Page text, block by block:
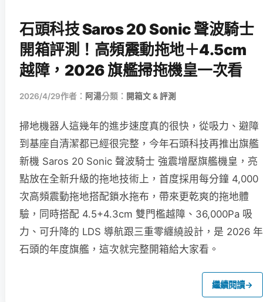
石頭科技 Saros 20 Sonic 聲波騎士
開箱評測！高頻震動拖地＋4.5cm
越障，2026 旗艦掃拖機皇一次看
2026/4/29作者： 阿湯分類： 開箱文 & 評測
掃地機器人這幾年的進步速度真的很快，從吸力、避障
到基座自清潔都已經很完整，今年石頭科技再推出旗艦
新機 Saros 20 Sonic 聲波騎士 強震增壓旗艦機皇，亮
點放在全新升級的拖地技術上，首度採用每分鐘 4,000
次高頻震動拖地搭配鎖水拖布，帶來更乾爽的拖地體
驗，同時搭配 4.5+4.3cm 雙門檻越障、36,000Pa 吸
力、可升降的 LDS 導航跟三重零纏繞設計，是 2026 年
石頭的年度旗艦，這次就完整開箱給大家看。
繼續閱讀→